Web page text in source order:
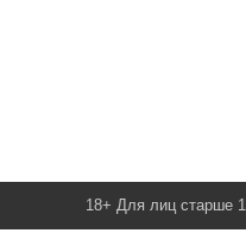
18+ Для лиц старше